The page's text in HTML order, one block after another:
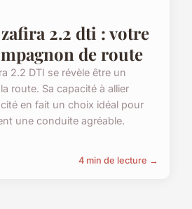
2.2 dti : votre
de route
2.2 DTI se révèle être un
route. Sa capacité à allier
en fait un choix idéal pour
une conduite agréable.
4 min de lecture →